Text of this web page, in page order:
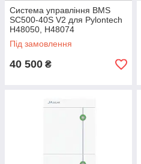
Система управління BMS
SC500-40S V2 для Pylontech
H48050, H48074
Під замовлення
40 500 ₴